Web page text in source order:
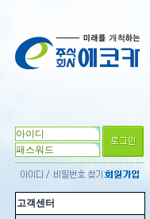
고객센터